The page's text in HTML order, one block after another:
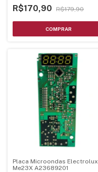
R$170,90 R$179,90
Placa Microondas Electrolux
Me23X A23689201